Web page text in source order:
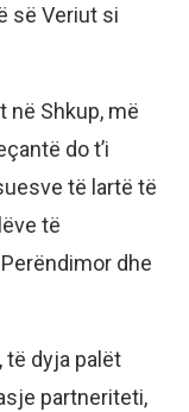
së Veriut si
në Shkup, më
do t’i
të lartë të
të
dhe
të dyja palët
partneriteti,